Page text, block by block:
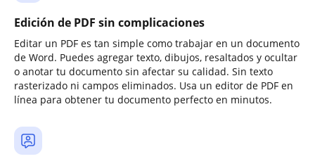
Edición de PDF sin complicaciones
Editar un PDF es tan simple como trabajar en un documento
de Word. Puedes agregar texto, dibujos, resaltados y ocultar
o anotar tu documento sin afectar su calidad. Sin texto
rasterizado ni campos eliminados. Usa un editor de PDF en
línea para obtener tu documento perfecto en minutos.